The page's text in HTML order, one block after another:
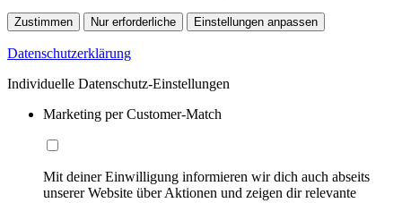
Zustimmen Nur erforderliche Einstellungen anpassen
Datenschutzerklärung
Individuelle Datenschutz-Einstellungen
Marketing per Customer-Match
Mit deiner Einwilligung informieren wir dich auch abseits
unserer Website über Aktionen und zeigen dir relevante